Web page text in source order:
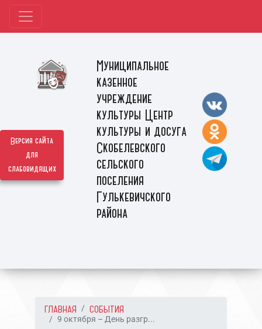
Версия сайта
для
слабовидящих
Муниципальное
казенное
учреждение
культуры Центр
культуры и досуга
Скобелевского
сельского
поселения
Гулькевичского
района
ГЛАВНАЯ СОБЫТИЯ
9 октября – День разгр...